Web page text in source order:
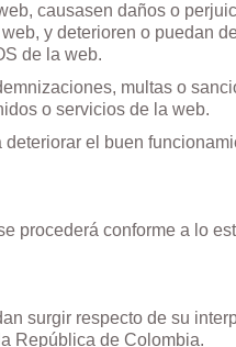
causasen daños o
y deterioren o puedan
de la web.
multas o
o servicios de la web.
el buen
procederá conforme a lo
surgir respecto de su
República de Colombia.